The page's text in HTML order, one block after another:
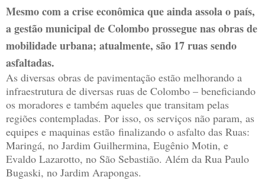
Mesmo com a crise econômica que ainda assola o país,
a gestão municipal de Colombo prossegue nas obras de
mobilidade urbana; atualmente, são 17 ruas sendo
asfaltadas.
As diversas obras de pavimentação estão melhorando a
infraestrutura de diversas ruas de Colombo – beneficiando
os moradores e também aqueles que transitam pelas
regiões contempladas. Por isso, os serviços não param, as
equipes e maquinas estão finalizando o asfalto das Ruas:
Maringá, no Jardim Guilhermina, Eugênio Motin, e
Evaldo Lazarotto, no São Sebastião. Além da Rua Paulo
Bugaski, no Jardim Arapongas.